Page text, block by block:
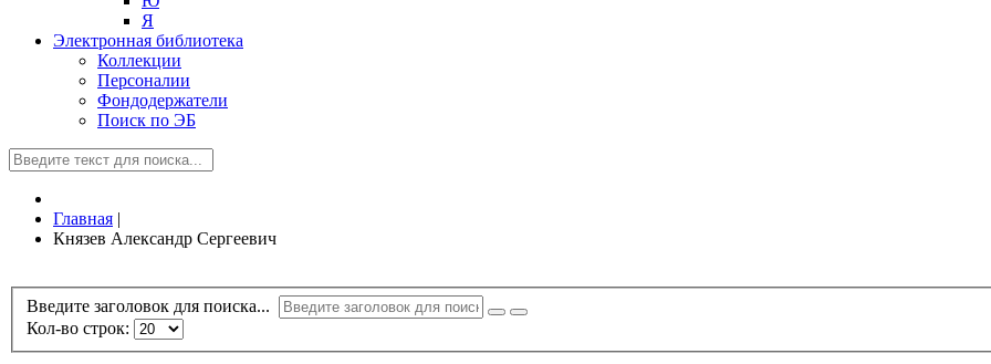
Я
Электронная библиотека
Коллекции
Персоналии
Фондодержатели
Поиск по ЭБ
Главная |
Князев Александр Сергеевич
Введите заголовок для поиска...
Кол-во строк: